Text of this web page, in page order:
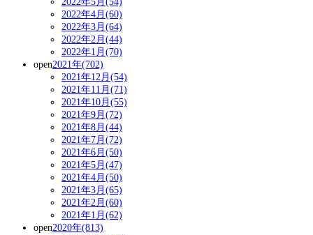
2022年4月(60)
2022年3月(64)
2022年2月(44)
2022年1月(70)
open2021年(702)
2021年12月(54)
2021年11月(71)
2021年10月(55)
2021年9月(72)
2021年8月(44)
2021年7月(72)
2021年6月(50)
2021年5月(47)
2021年4月(50)
2021年3月(65)
2021年2月(60)
2021年1月(62)
open2020年(813)